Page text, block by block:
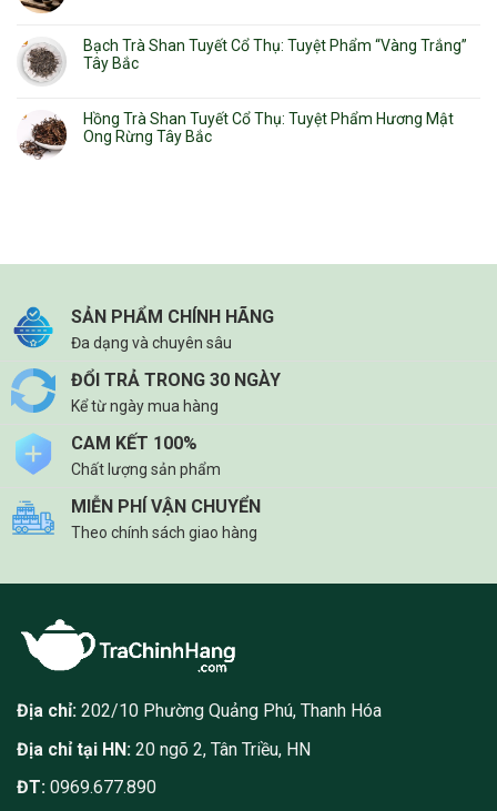
Bạch Trà Shan Tuyết Cổ Thụ: Tuyệt Phẩm “Vàng Trắng”
Tây Bắc
Hồng Trà Shan Tuyết Cổ Thụ: Tuyệt Phẩm Hương Mật
Ong Rừng Tây Bắc
SẢN PHẨM CHÍNH HÃNG
Đa dạng và chuyên sâu
ĐỔI TRẢ TRONG 30 NGÀY
Kể từ ngày mua hàng
CAM KẾT 100%
Chất lượng sản phẩm
MIỄN PHÍ VẬN CHUYỂN
Theo chính sách giao hàng
Địa chỉ: 202/10 Phường Quảng Phú, Thanh Hóa
Địa chỉ tại HN: 20 ngõ 2, Tân Triều, HN
ĐT: 0969.677.890